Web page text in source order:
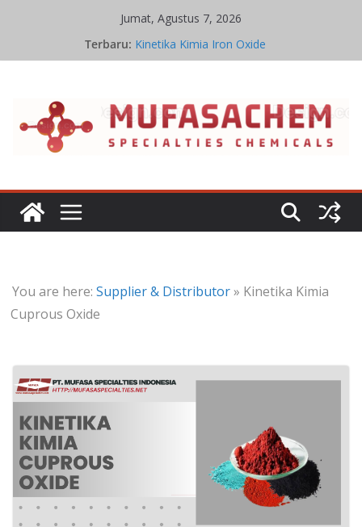
Jumat, Agustus 7, 2026
Terbaru: Stoikiometri Iron Oxide
Sifat Kelarutan Iron Oxide
You are here: Supplier & Distributor» Kinetika Kimia
Cuprous Oxide